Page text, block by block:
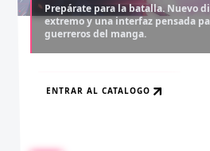
Prepárate para la batalla. Nuevo
extremo y una interfaz pensada
guerreros del manga.
ENTRAR AL CATALOGO
Desbloquea capítulos legendarios.
y accede al contenido más
RECARGAR AHORA
Asciende al rango máximo.
descargas infinitas y acceso
VER BENEFICIOS